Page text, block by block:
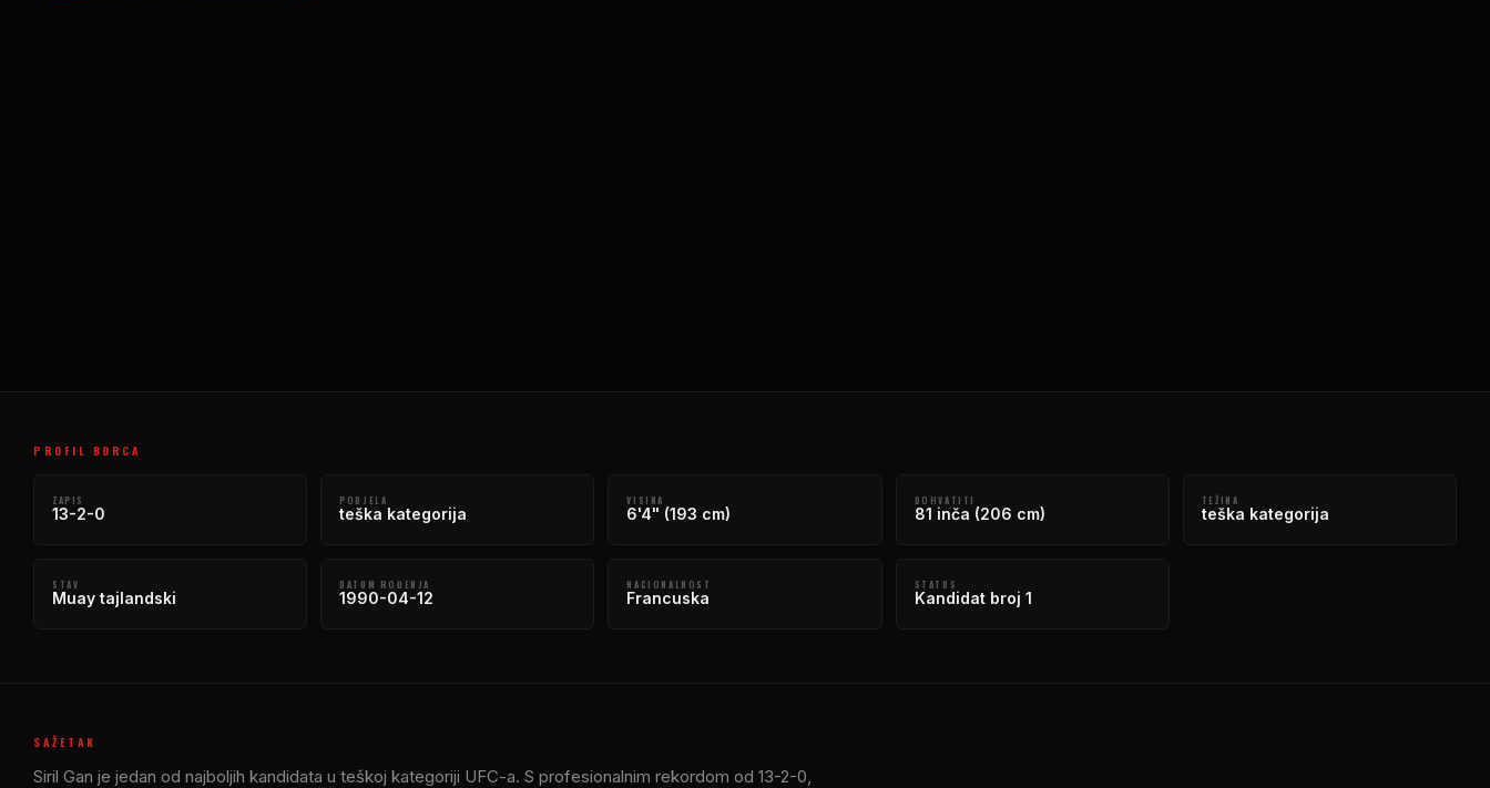
PROFIL BORCA
ZAPIS
13-2-0
PODJELA
teška kategorija
VISINA
6'4" (193 cm)
DOHVATITI
81 inča (206 cm)
TEŽINA
teška kategorija
STAV
Muay tajlandski
DATUM ROĐENJA
1990-04-12
NACIONALNOST
Francuska
STATUS
Kandidat broj 1
SAŽETAK
Siril Gan je jedan od najboljih kandidata u teškoj kategoriji UFC-a. S profesionalnim rekordom od 13-2-0,